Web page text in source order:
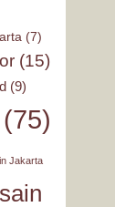
(7)
(15)
(9)
Jakarta